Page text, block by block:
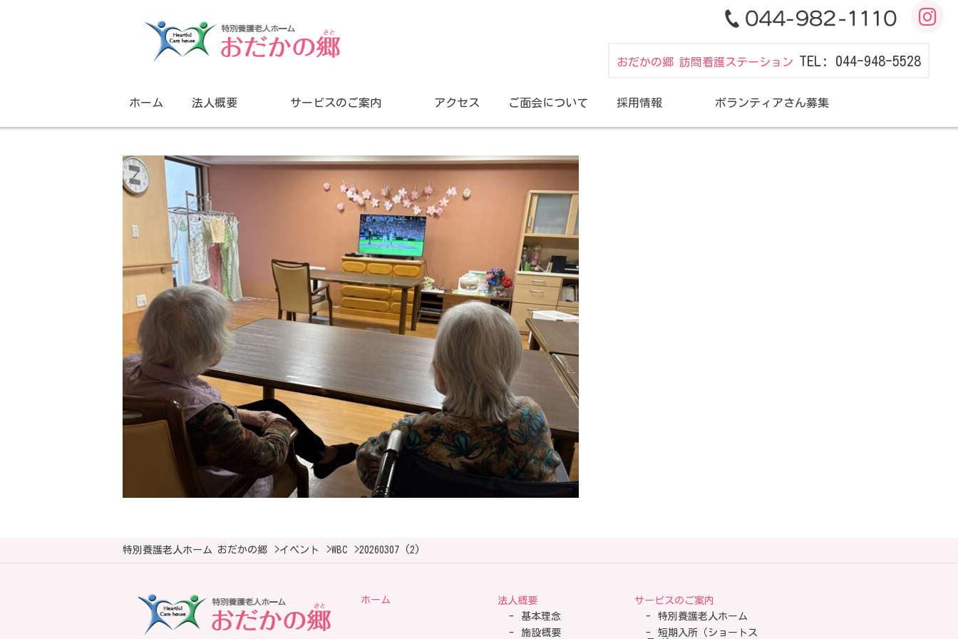
おだかの郷 訪問看護ステーション TEL: 044-948-5528
ホーム 法人概要 サービスのご案内 アクセス ご面会について 採用情報 ボランティアさん募集
特別養護老人ホーム おだかの郷 >イベント >WBC >20260307 (2)
ホーム
法人概要
基本理念
施設概要
サービスのご案内
特別養護老人ホーム
短期入所（ショートス